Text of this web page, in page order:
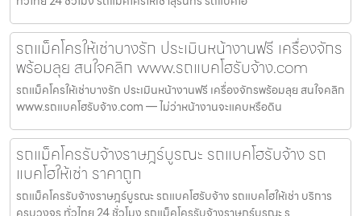
รถแม็คโครให้เช่าบางรัก ประเมินหน้างานฟรี เครื่องจักร
พร้อมลุย สนใจคลิก www.รถแบคโฮรับจ้าง.com
รถแม็คโครให้เช่าบางรัก ประเมินหน้างานฟรี เครื่องจักรพร้อมลุย สนใจคลิก
www.รถแบคโฮรับจ้าง.com — ไม่ว่าหน้างานจะแคบหรือดิน
รถแม็คโครรับจ้างราษฎร์บูรณะ รถแบคโฮรับจ้าง รถ
แบคโฮให้เช่า ราคาถูก
รถแม็คโครรับจ้างราษฎร์บูรณะ รถแบคโฮรับจ้าง รถแบคโฮให้เช่า บริการ